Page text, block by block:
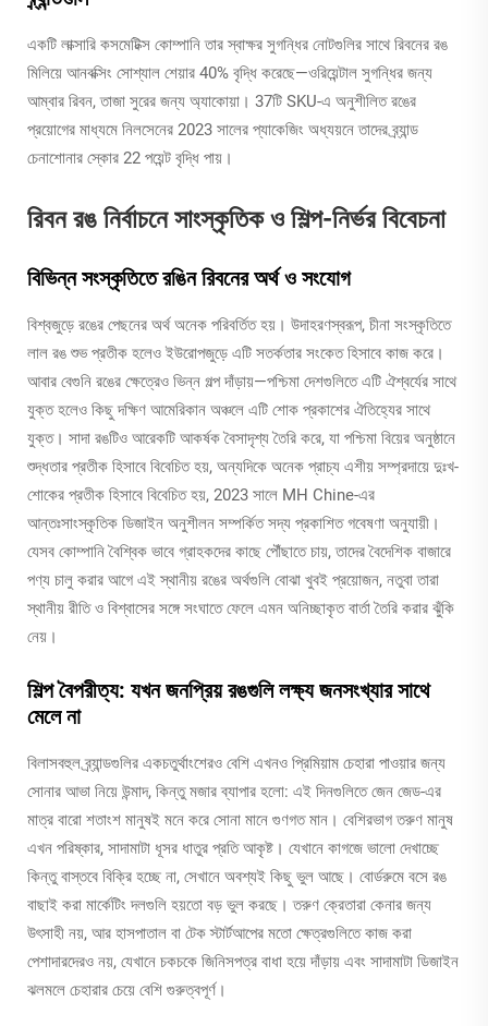
একটি লাক্সারি কসমেটিক্স কোম্পানি তার স্বাক্ষর সুগন্ধির নোটগুলির সাথে রিবনের রঙ
মিলিয়ে আনবক্সিং সোশ্যাল শেয়ার 40% বৃদ্ধি করেছে—ওরিয়েন্টাল সুগন্ধির জন্য
আম্বার রিবন, তাজা সুরের জন্য অ্যাকোয়া। 37টি SKU-এ অনুশীলিত রঙের
প্রয়োগের মাধ্যমে নিলসেনের 2023 সালের প্যাকেজিং অধ্যয়নে তাদের ব্র্যান্ড
চেনাশোনার স্কোর 22 পয়েন্ট বৃদ্ধি পায়।
রিবন রঙ নির্বাচনে সাংস্কৃতিক ও শিল্প-নির্ভর বিবেচনা
বিভিন্ন সংস্কৃতিতে রঙিন রিবনের অর্থ ও সংযোগ
বিশ্বজুড়ে রঙের পেছনের অর্থ অনেক পরিবর্তিত হয়। উদাহরণস্বরূপ, চীনা সংস্কৃতিতে
লাল রঙ শুভ প্রতীক হলেও ইউরোপজুড়ে এটি সতর্কতার সংকেত হিসাবে কাজ করে।
আবার বেগুনি রঙের ক্ষেত্রেও ভিন্ন গল্প দাঁড়ায়—পশ্চিমা দেশগুলিতে এটি ঐশ্বর্যের সাথে
যুক্ত হলেও কিছু দক্ষিণ আমেরিকান অঞ্চলে এটি শোক প্রকাশের ঐতিহ্যের সাথে
যুক্ত। সাদা রঙটিও আরেকটি আকর্ষক বৈসাদৃশ্য তৈরি করে, যা পশ্চিমা বিয়ের অনুষ্ঠানে
শুদ্ধতার প্রতীক হিসাবে বিবেচিত হয়, অন্যদিকে অনেক প্রাচ্য এশীয় সম্প্রদায়ে দুঃখ-
শোকের প্রতীক হিসাবে বিবেচিত হয়, 2023 সালে MH Chine-এর
আন্তঃসাংস্কৃতিক ডিজাইন অনুশীলন সম্পর্কিত সদ্য প্রকাশিত গবেষণা অনুযায়ী।
যেসব কোম্পানি বৈশ্বিক ভাবে গ্রাহকদের কাছে পৌঁছাতে চায়, তাদের বৈদেশিক বাজারে
পণ্য চালু করার আগে এই স্থানীয় রঙের অর্থগুলি বোঝা খুবই প্রয়োজন, নতুবা তারা
স্থানীয় রীতি ও বিশ্বাসের সঙ্গে সংঘাতে ফেলে এমন অনিচ্ছাকৃত বার্তা তৈরি করার ঝুঁকি
নেয়।
শিল্প বৈপরীত্য: যখন জনপ্রিয় রঙগুলি লক্ষ্য জনসংখ্যার সাথে
মেলে না
বিলাসবহুল ব্র্যান্ডগুলির একচতুর্থাংশেরও বেশি এখনও প্রিমিয়াম চেহারা পাওয়ার জন্য
সোনার আভা নিয়ে উন্মাদ, কিন্তু মজার ব্যাপার হলো: এই দিনগুলিতে জেন জেড-এর
মাত্র বারো শতাংশ মানুষই মনে করে সোনা মানে গুণগত মান। বেশিরভাগ তরুণ মানুষ
এখন পরিষ্কার, সাদামাটা ধূসর ধাতুর প্রতি আকৃষ্ট। যেখানে কাগজে ভালো দেখাচ্ছে
কিন্তু বাস্তবে বিক্রি হচ্ছে না, সেখানে অবশ্যই কিছু ভুল আছে। বোর্ডরুমে বসে রঙ
বাছাই করা মার্কেটিং দলগুলি হয়তো বড় ভুল করছে। তরুণ ক্রেতারা কেনার জন্য
উৎসাহী নয়, আর হাসপাতাল বা টেক স্টার্টআপের মতো ক্ষেত্রগুলিতে কাজ করা
পেশাদারদেরও নয়, যেখানে চকচকে জিনিসপত্র বাধা হয়ে দাঁড়ায় এবং সাদামাটা ডিজাইন
ঝলমলে চেহারার চেয়ে বেশি গুরুত্বপূর্ণ।